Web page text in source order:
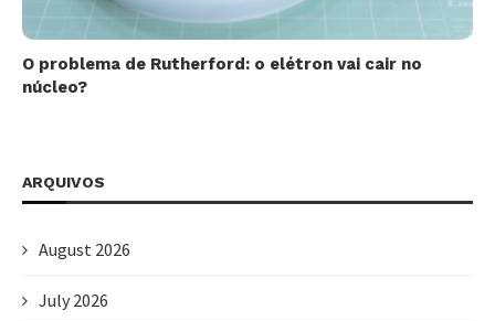
O problema de Rutherford: o elétron vai cair no
núcleo?
ARQUIVOS
August 2026
July 2026